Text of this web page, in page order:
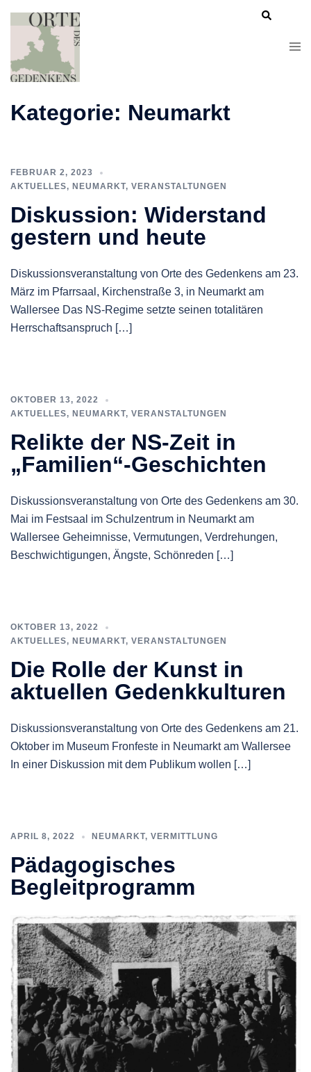
Kategorie: Neumarkt
FEBRUAR 2, 2023
AKTUELLES, NEUMARKT, VERANSTALTUNGEN
Diskussion: Widerstand
gestern und heute
Diskussionsveranstaltung von Orte des Gedenkens am 23.
März im Pfarrsaal, Kirchenstraße 3, in Neumarkt am
Wallersee Das NS-Regime setzte seinen totalitären
Herrschaftsanspruch […]
OKTOBER 13, 2022
AKTUELLES, NEUMARKT, VERANSTALTUNGEN
Relikte der NS-Zeit in
„Familien“-Geschichten
Diskussionsveranstaltung von Orte des Gedenkens am 30.
Mai im Festsaal im Schulzentrum in Neumarkt am
Wallersee Geheimnisse, Vermutungen, Verdrehungen,
Beschwichtigungen, Ängste, Schönreden […]
OKTOBER 13, 2022
AKTUELLES, NEUMARKT, VERANSTALTUNGEN
Die Rolle der Kunst in
aktuellen Gedenkkulturen
Diskussionsveranstaltung von Orte des Gedenkens am 21.
Oktober im Museum Fronfeste in Neumarkt am Wallersee
In einer Diskussion mit dem Publikum wollen […]
APRIL 8, 2022 NEUMARKT, VERMITTLUNG
Pädagogisches
Begleitprogramm